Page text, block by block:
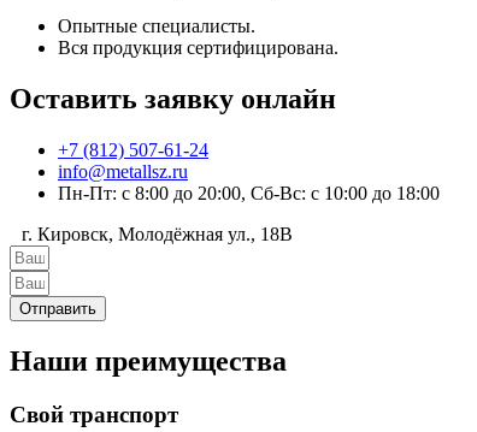
Опытные специалисты.
Вся продукция сертифицирована.
Оставить заявку онлайн
+7 (812) 507-61-24
info@metallsz.ru
Пн-Пт: с 8:00 до 20:00, Сб-Вс: с 10:00 до 18:00
г. Кировск, Молодёжная ул., 18В
Отправить
Наши преимущества
Свой транспорт